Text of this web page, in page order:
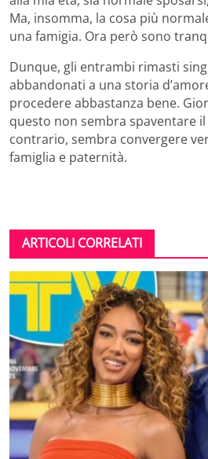
Ma, insomma, la cosa più
una famigia. Ora però sono
Dunque, gli entrambi rimasti
abbandonati a una storia
procedere abbastanza bene.
questo non sembra spaventare
contrario, sembra convergere
famiglia e paternità.
ARTICOLI CORRELATI